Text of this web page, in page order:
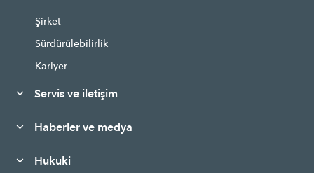
Şirket
Sürdürülebilirlik
Kariyer
Servis ve iletişim
Haberler ve medya
Hukuki